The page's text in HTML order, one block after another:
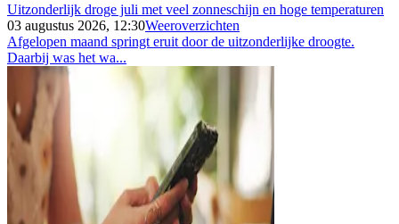
Uitzonderlijk droge juli met veel zonneschijn en hoge temperaturen
03 augustus 2026, 12:30Weeroverzichten
Afgelopen maand springt eruit door de uitzonderlijke droogte.
Daarbij was het wa...